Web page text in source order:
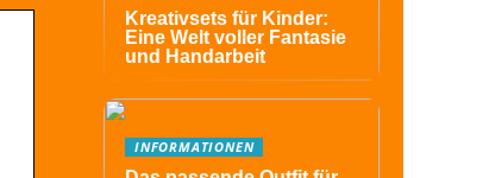
Kreativsets für Kinder:
Eine Welt voller Fantasie
und Handarbeit
INFORMATIONEN